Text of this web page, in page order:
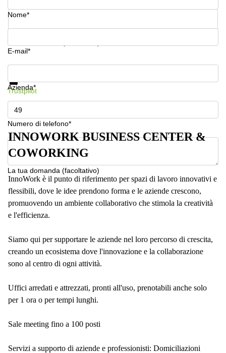
Affitto
Sale
Meeting
Firenze
Coworking
Via Cipro,
Brescia
Affitto
Ufficio
Coworking
a Vicenza
Affitto
Centers
a Como
Nome*
E-mail*
Azienda*
Numero di telefono*
La tua domanda (facoltativo)
Mostra prezzi e maggiori informazioni
Trustpilot
INNOWORK BUSINESS CENTER &
COWORKING
InnoWork è il punto di riferimento per spazi di lavoro innovativi e
flessibili, dove le idee prendono forma e le aziende crescono,
promuovendo un ambiente collaborativo che stimola la creatività
e l'efficienza.
Siamo qui per supportare le aziende nel loro percorso di crescita,
creando un ecosistema dove l'innovazione e la collaborazione
sono al centro di ogni attività.
Uffici arredati e attrezzati, pronti all'uso, prenotabili anche solo
per 1 ora o per tempi lunghi.
Sale meeting fino a 100 posti
Servizi a supporto di aziende e professionisti: Domiciliazioni